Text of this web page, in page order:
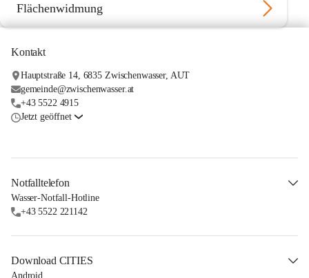
Flächenwidmung
Kontakt
Hauptstraße 14, 6835 Zwischenwasser, AUT
gemeinde@zwischenwasser.at
+43 5522 4915
Jetzt geöffnet
Notfalltelefon
Wasser-Notfall-Hotline
+43 5522 221142
Download CITIES
Android